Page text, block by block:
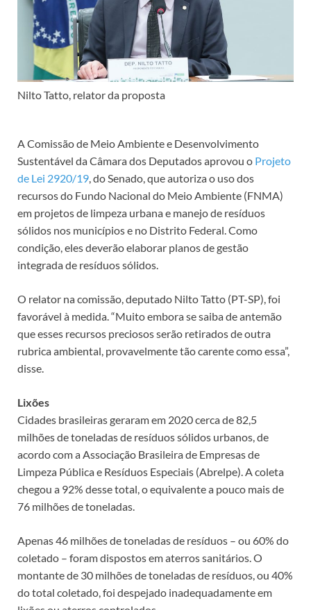
Nilto Tatto, relator da proposta
A Comissão de Meio Ambiente e Desenvolvimento
Sustentável da Câmara dos Deputados aprovou o Projeto
de Lei 2920/19, do Senado, que autoriza o uso dos
recursos do Fundo Nacional do Meio Ambiente (FNMA)
em projetos de limpeza urbana e manejo de resíduos
sólidos nos municípios e no Distrito Federal. Como
condição, eles deverão elaborar planos de gestão
integrada de resíduos sólidos.
O relator na comissão, deputado Nilto Tatto (PT-SP), foi
favorável à medida. “Muito embora se saiba de antemão
que esses recursos preciosos serão retirados de outra
rubrica ambiental, provavelmente tão carente como essa”,
disse.
Lixões
Cidades brasileiras geraram em 2020 cerca de 82,5
milhões de toneladas de resíduos sólidos urbanos, de
acordo com a Associação Brasileira de Empresas de
Limpeza Pública e Resíduos Especiais (Abrelpe). A coleta
chegou a 92% desse total, o equivalente a pouco mais de
76 milhões de toneladas.
Apenas 46 milhões de toneladas de resíduos – ou 60% do
coletado – foram dispostos em aterros sanitários. O
montante de 30 milhões de toneladas de resíduos, ou 40%
do total coletado, foi despejado inadequadamente em